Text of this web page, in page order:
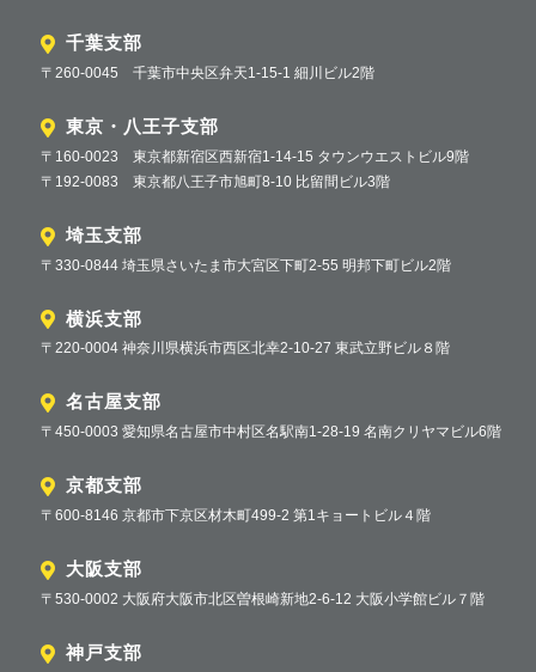
千葉支部
〒260-0045 千葉市中央区弁天1-15-1 細川ビル2階
東京・八王子支部
〒160-0023 東京都新宿区西新宿1-14-15 タウンウエストビル9階
〒192-0083 東京都八王子市旭町8-10 比留間ビル3階
埼玉支部
〒330-0844 埼玉県さいたま市大宮区下町2-55 明邦下町ビル2階
横浜支部
〒220-0004 神奈川県横浜市西区北幸2-10-27 東武立野ビル８階
名古屋支部
〒450-0003 愛知県名古屋市中村区名駅南1-28-19 名南クリヤマビル6階
京都支部
〒600-8146 京都市下京区材木町499-2 第1キョートビル４階
大阪支部
〒530-0002 大阪府大阪市北区曽根崎新地2-6-12 大阪小学館ビル７階
神戸支部